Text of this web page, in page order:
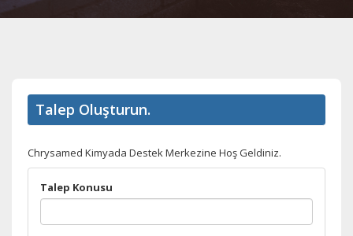
Talep Oluşturun.
Chrysamed Kimyada Destek Merkezine Hoş Geldiniz.
Talep Konusu